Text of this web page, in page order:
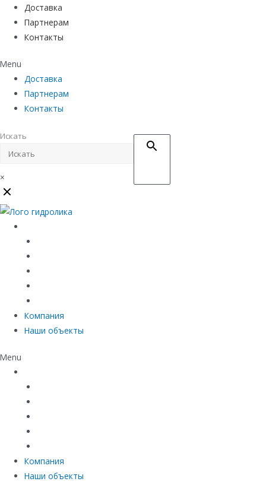
Доставка
Партнерам
Контакты
Menu
Доставка
Партнерам
Контакты
Искать
×
Компания
Наши объекты
Menu
Компания
Наши объекты